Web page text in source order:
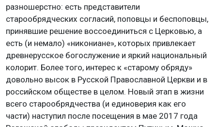
разношерстно: есть представители
старообрядческих согласий, поповцы и беспоповцы,
принявшие решение воссоединиться с Церковью, а
есть (и немало) «никониане», которых привлекает
древнерусское богослужение и яркий национальный
колорит. Более того, интерес к «старому обряду»
довольно высок в Русской Православной Церкви и в
российском обществе в целом. Новый этап в жизни
всего старообрядчества (и единоверия как его
части) наступил после посещения в мае 2017 года